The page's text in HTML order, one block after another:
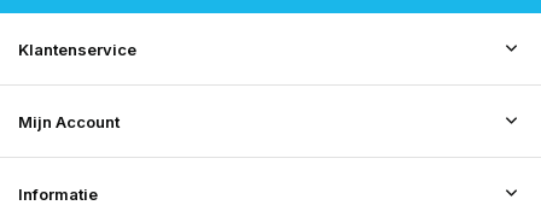
Klantenservice
Mijn Account
Informatie